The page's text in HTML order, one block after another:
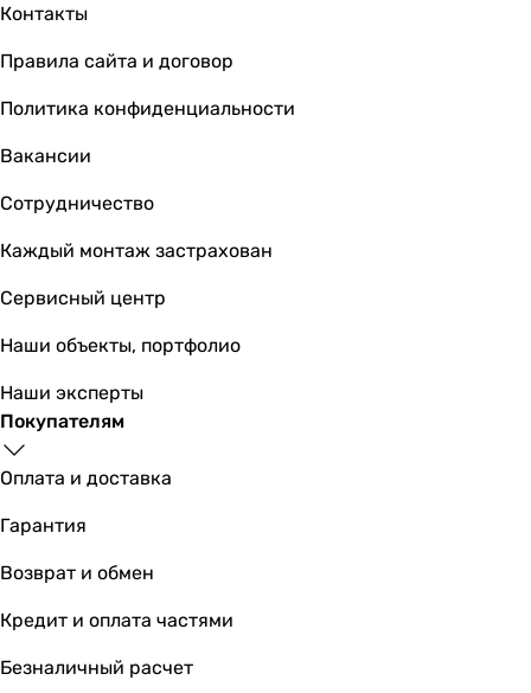
16 120грн
7 167грн
Cersanit Mito Red 150x70 (TK001-018/
6 773
Основные характеристики
Тип ванны
пристенная
пристенная
Контакты
Правила сайта и договор
Политика конфиденциальности
Вакансии
Сотрудничество
Каждый монтаж застрахован
Сервисный центр
Наши объекты, портфолио
Наши эксперты
Покупателям
Оплата и доставка
Гарантия
Возврат и обмен
Кредит и оплата частями
Безналичный расчет